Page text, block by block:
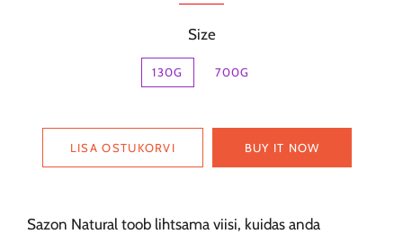
Size
130G 700G
LISA OSTUKORVI BUY IT NOW
Sazon Natural toob lihtsama viisi, kuidas anda